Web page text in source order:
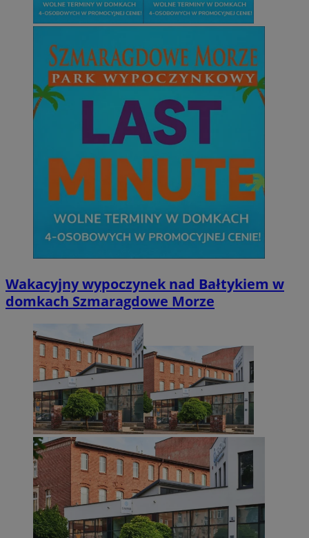
Wakacyjny wypoczynek nad Bałtykiem w
domkach Szmaragdowe Morze